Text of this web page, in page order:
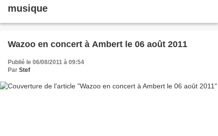
musique
Wazoo en concert à Ambert le 06 août 2011
Publié le 06/08/2011 à 09:54
Par Stef